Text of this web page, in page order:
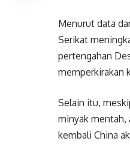
Menurut data
Serikat
pertengahan
memperkirakan
Selain itu,
minyak mentah,
kembali China